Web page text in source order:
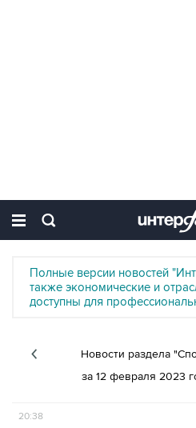
Полные версии новостей
также экономические и
доступны для
Новости раздела
за 12 февраля 2023
20:38